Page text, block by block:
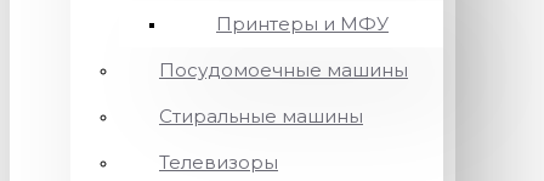
Принтеры и МФУ
Посудомоечные машины
Стиральные машины
Телевизоры